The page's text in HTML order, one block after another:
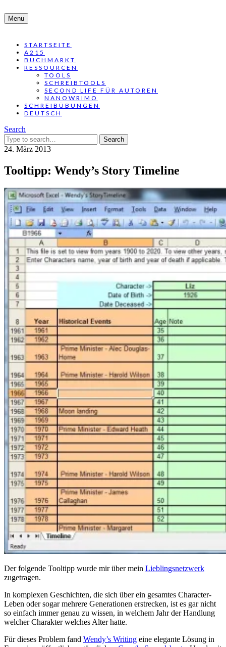
Menu
STARTSEITE
A215
BUCHMARKT
RESSOURCEN
TOOLS
SCHREIBTOOLS
SECOND LIFE FÜR AUTOREN
NANOWRIMO
SCHREIBÜBUNGEN
DEUTSCH
Search
Search
for:
24. März 2013
Tooltipp: Wendy’s Story Timeline
Der folgende Tooltipp wurde mir über mein Lieblingsnetzwerk
zugetragen.
In komplexen Geschichten, die sich über ein gesamtes Character-
Leben oder sogar mehrere Generationen erstrecken, ist es gar nicht
so einfach immer genau zu wissen, in welchem Jahr der Handlung
welcher Charakter welches Alter hatte.
Für dieses Problem fand Wendy’s Writing eine elegante Lösung in